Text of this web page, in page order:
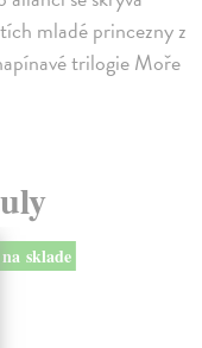
mladé princezny z
trilogie Moře
na sklade